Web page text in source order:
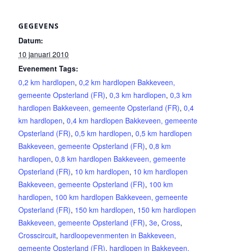
GEGEVENS
Datum:
10 januari 2010
Evenement Tags:
0,2 km hardlopen, 0,2 km hardlopen Bakkeveen,
gemeente Opsterland (FR), 0,3 km hardlopen, 0,3 km
hardlopen Bakkeveen, gemeente Opsterland (FR), 0,4
km hardlopen, 0,4 km hardlopen Bakkeveen, gemeente
Opsterland (FR), 0,5 km hardlopen, 0,5 km hardlopen
Bakkeveen, gemeente Opsterland (FR), 0,8 km
hardlopen, 0,8 km hardlopen Bakkeveen, gemeente
Opsterland (FR), 10 km hardlopen, 10 km hardlopen
Bakkeveen, gemeente Opsterland (FR), 100 km
hardlopen, 100 km hardlopen Bakkeveen, gemeente
Opsterland (FR), 150 km hardlopen, 150 km hardlopen
Bakkeveen, gemeente Opsterland (FR), 3e, Cross,
Crosscircuit, hardloopevenmenten in Bakkeveen,
gemeente Opsterland (FR), hardlopen in Bakkeveen,